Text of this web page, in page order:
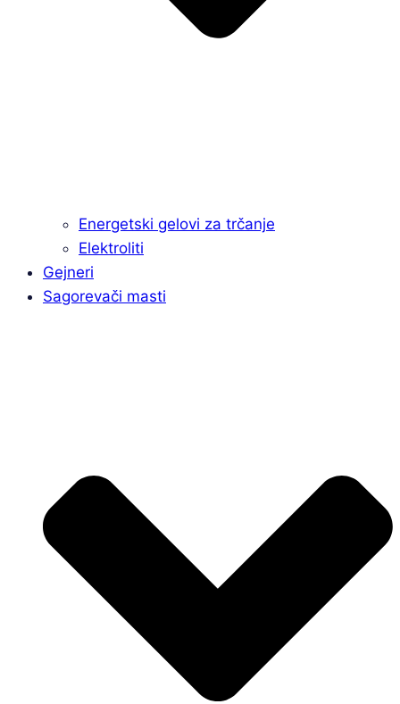
Energetski gelovi za trčanje
Elektroliti
Gejneri
Sagorevači masti